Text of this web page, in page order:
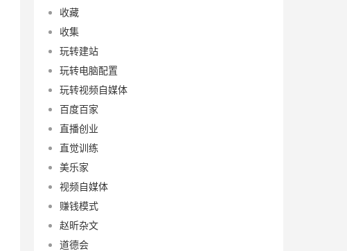
收藏
收集
玩转建站
玩转电脑配置
玩转视频自媒体
百度百家
直播创业
直觉训练
美乐家
视频自媒体
赚钱模式
赵昕杂文
道德会